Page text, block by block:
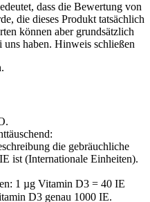
dass die Bewertung von
die dieses Produkt tatsächlich
können aber grundsätzlich
haben. Hinweis schließen
die gebräuchliche
ist (Internationale Einheiten).
1 µg Vitamin D3 = 40 IE
D3 genau 1000 IE.